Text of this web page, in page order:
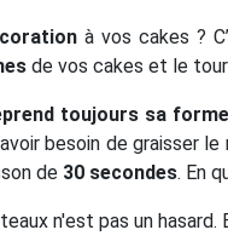
à vos cakes ?
de vos cakes et le
toujours sa
besoin de graisser
de 30 secondes. En
n'est pas un hasard.